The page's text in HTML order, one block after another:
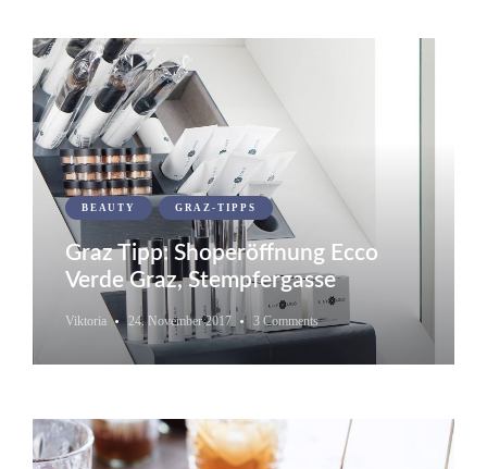
BEAUTY GRAZ-TIPPS
Graz Tipp: Shoperöffnung Ecco
Verde Graz, Stempfergasse
Viktoria 24. November 2017 3 Comments